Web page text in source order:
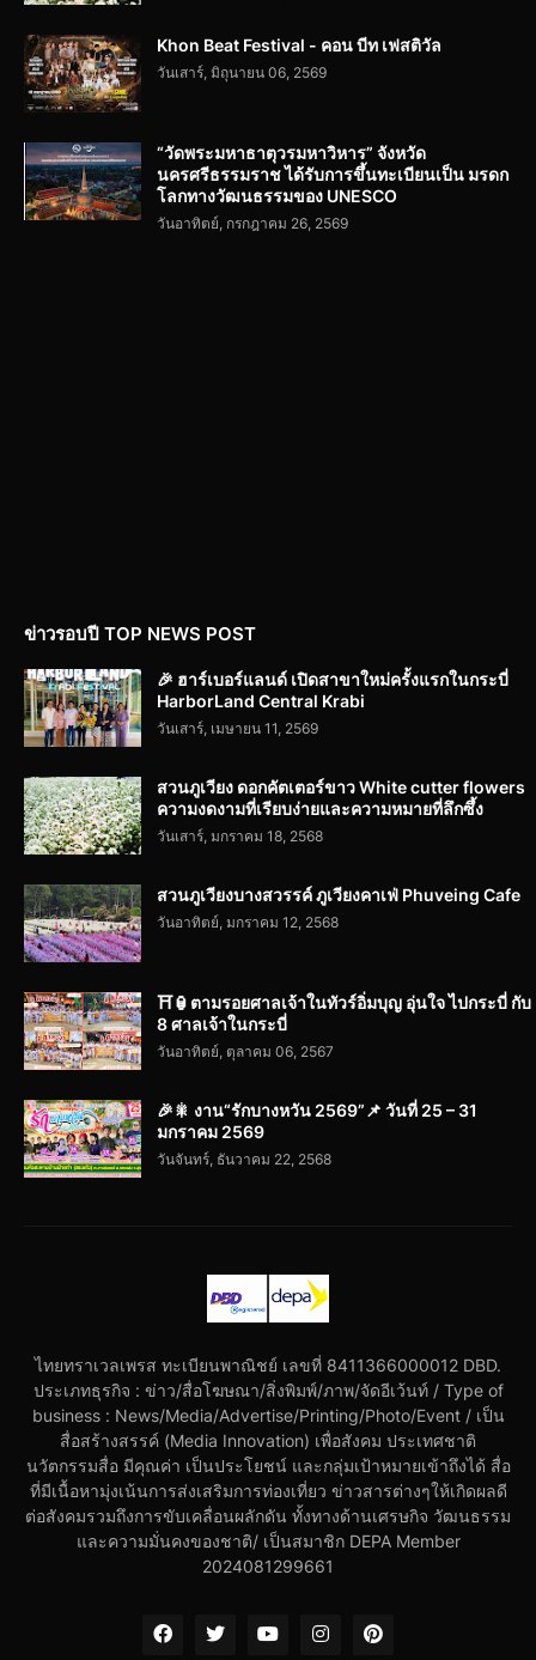
Khon Beat Festival - คอน บีท เฟสติวัล
วันเสาร์, มิถุนายน 06, 2569
“วัดพระมหาธาตุวรมหาวิหาร” จังหวัด
นครศรีธรรมราช ได้รับการขึ้นทะเบียนเป็น มรดก
โลกทางวัฒนธรรมของ UNESCO
วันอาทิตย์, กรกฎาคม 26, 2569
ข่าวรอบปี TOP NEWS POST
🎉 ฮาร์เบอร์แลนด์ เปิดสาขาใหม่ครั้งแรกในกระบี่
HarborLand Central Krabi
วันเสาร์, เมษายน 11, 2569
สวนภูเวียง ดอกคัตเตอร์ขาว White cutter flowers
ความงดงามที่เรียบง่ายและความหมายที่ลึกซึ้ง
วันเสาร์, มกราคม 18, 2568
สวนภูเวียงบางสวรรค์ ภูเวียงคาเฟ่ Phuveing Cafe
วันอาทิตย์, มกราคม 12, 2568
⛩️🏮ตามรอยศาลเจ้าในทัวร์อิ่มบุญ อุ่นใจ ไปกระบี่ กับ
8 ศาลเจ้าในกระบี่
วันอาทิตย์, ตุลาคม 06, 2567
🎉🎇 งาน“รักบางหวัน 2569”📌 วันที่ 25 – 31
มกราคม 2569
วันจันทร์, ธันวาคม 22, 2568
ไทยทราเวลเพรส ทะเบียนพาณิชย์ เลขที่ 8411366000012 DBD.
ประเภทธุรกิจ : ข่าว/สื่อโฆษณา/สิ่งพิมพ์/ภาพ/จัดอีเว้นท์ / Type of
business : News/Media/Advertise/Printing/Photo/Event / เป็น
สื่อสร้างสรรค์ (Media Innovation) เพื่อสังคม ประเทศชาติ
นวัตกรรมสื่อ มีคุณค่า เป็นประโยชน์ และกลุ่มเป้าหมายเข้าถึงได้ สื่อ
ที่มีเนื้อหามุ่งเน้นการส่งเสริมการท่องเที่ยว ข่าวสารต่างๆให้เกิดผลดี
ต่อสังคมรวมถึงการขับเคลื่อนผลักดัน ทั้งทางด้านเศรษกิจ วัฒนธรรม
และความมั่นคงของชาติ/ เป็นสมาชิก DEPA Member
2024081299661